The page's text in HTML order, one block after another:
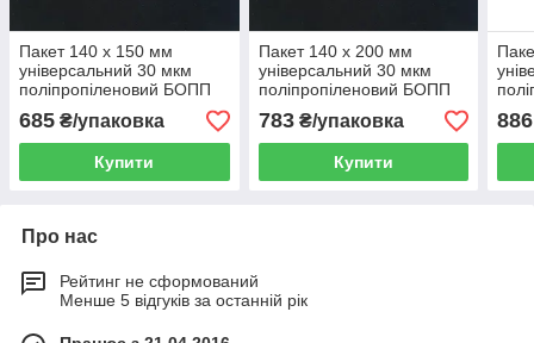
Пакет 140 x 150 мм
універсальний 30 мкм
поліпропіленовий БОПП
1000 шт
685 ₴/упаковка
Купити
Пакет 140 x 200 мм
універсальний 30 мкм
поліпропіленовий БОПП
1000 шт
783₴/упаковка
Купити
886
Про нас
Рейтинг не сформований
Менше 5 відгуків за останній рік